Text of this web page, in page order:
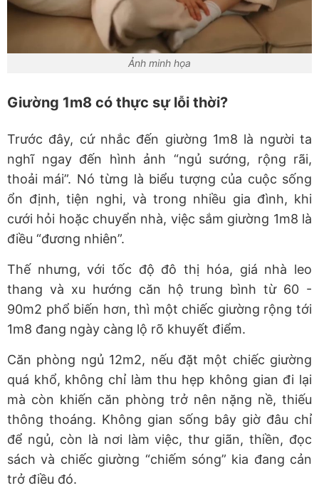
Ảnh minh họa
Giường 1m8 có thực sự lỗi thời?
Trước đây, cứ nhắc đến giường 1m8 là người ta
nghĩ ngay đến hình ảnh “ngủ sướng, rộng rãi,
thoải mái”. Nó từng là biểu tượng của cuộc sống
ổn định, tiện nghi, và trong nhiều gia đình, khi
cưới hỏi hoặc chuyển nhà, việc sắm giường 1m8 là
điều “đương nhiên”.
Thế nhưng, với tốc độ đô thị hóa, giá nhà leo
thang và xu hướng căn hộ trung bình từ 60 -
90m2 phổ biến hơn, thì một chiếc giường rộng tới
1m8 đang ngày càng lộ rõ khuyết điểm.
Căn phòng ngủ 12m2, nếu đặt một chiếc giường
quá khổ, không chỉ làm thu hẹp không gian đi lại
mà còn khiến căn phòng trở nên nặng nề, thiếu
thông thoáng. Không gian sống bây giờ đâu chỉ
để ngủ, còn là nơi làm việc, thư giãn, thiền, đọc
sách và chiếc giường “chiếm sóng” kia đang cản
trở điều đó.